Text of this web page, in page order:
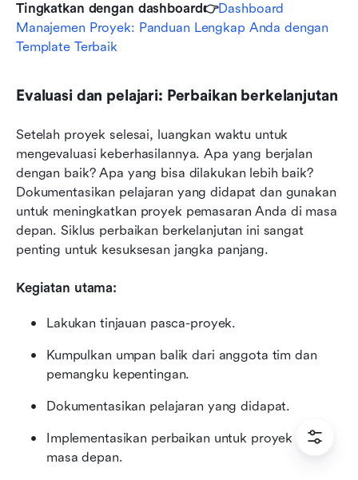
Tingkatkan dengan dashboard👉Dashboard
Manajemen Proyek: Panduan Lengkap Anda dengan
Template Terbaik
Evaluasi dan pelajari: Perbaikan berkelanjutan
Setelah proyek selesai, luangkan waktu untuk
mengevaluasi keberhasilannya. Apa yang berjalan
dengan baik? Apa yang bisa dilakukan lebih baik?
Dokumentasikan pelajaran yang didapat dan gunakan
untuk meningkatkan proyek pemasaran Anda di masa
depan. Siklus perbaikan berkelanjutan ini sangat
penting untuk kesuksesan jangka panjang.
Kegiatan utama:
Lakukan tinjauan pasca-proyek.
Kumpulkan umpan balik dari anggota tim dan
pemangku kepentingan.
Dokumentasikan pelajaran yang didapat.
Implementasikan perbaikan untuk proyek di
masa depan.